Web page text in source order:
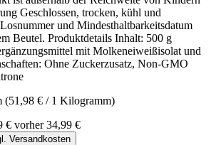
Geschlossen, trocken, kühl und
und Mindesthaltbarkeitsdatum
Beutel. Produktdetails Inhalt: 500 g
mit Molkeneiweißisolat und
Ohne Zuckerzusatz, Non-GMO
(51,98 € / 1 Kilogramm)
€ vorher 34,99 €
Versandkosten